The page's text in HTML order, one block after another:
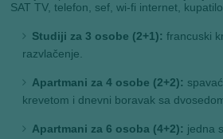
SAT TV, telefon, sef, wi-fi internet,
Studiji za 3 osobe (2+1): francuski
razvlačenje.
Apartmani za 4 osobe (2+2):
krevetom i dnevni boravak sa
Apartmani za 6 osoba (4+2): jedna